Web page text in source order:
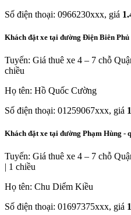
Số điện thoại: 0966230xxx, giá
Khách đặt xe tại đường Điện Biên Phủ
Tuyến: Giá thuê xe 4 – 7 chỗ
chiều
Họ tên: Hồ Quốc Cường
Số điện thoại: 01259067xxx, giá
Khách đặt xe tại đường Phạm Hùng -
Tuyến: Giá thuê xe 4 – 7 chỗ
| 1 chiều
Họ tên: Chu Diểm Kiều
Số điện thoại: 01697375xxx, giá